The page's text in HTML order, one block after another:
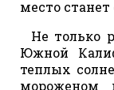
место
Не только
Южной
теплых
мороженом